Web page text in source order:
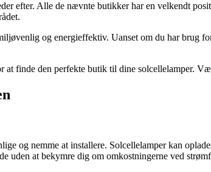
efter. Alle de nævnte butikker har en velkendt
og energieffektiv. Uanset om du har brug
finde den perfekte butik til dine solcellelamper.
og nemme at installere. Solcellelamper kan
uden at bekymre dig om omkostningerne ved